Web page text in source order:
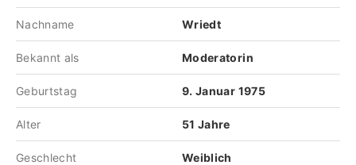
Nachname Wriedt
Bekannt als Moderatorin
Geburtstag 9. Januar 1975
Alter 51 Jahre
Geschlecht Weiblich